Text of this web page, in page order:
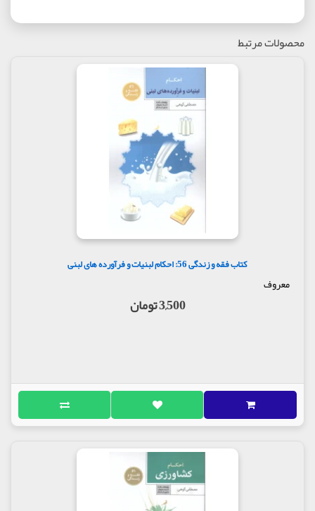
محصولات مرتبط
کتاب فقه و زندگی 56: احکام لبنیات و فرآورده های لبنی
معروف
3,500 تومان